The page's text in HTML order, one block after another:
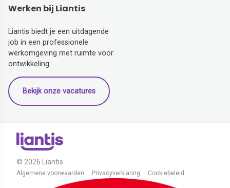
Werken bij Liantis
Liantis biedt je een uitdagende
job in een professionele
werkomgeving met ruimte voor
ontwikkeling.
Bekijk onze vacatures
© 2026 Liantis
Algemene voorwaarden Privacyverklaring Cookiebeleid